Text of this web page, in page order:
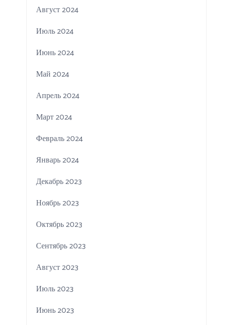
Август 2024
Июль 2024
Июнь 2024
Май 2024
Апрель 2024
Март 2024
Февраль 2024
Январь 2024
Декабрь 2023
Ноябрь 2023
Октябрь 2023
Сентябрь 2023
Август 2023
Июль 2023
Июнь 2023